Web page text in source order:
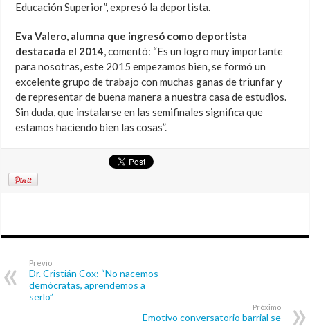
Educación Superior”, expresó la deportista.
Eva Valero, alumna que ingresó como deportista
destacada el 2014, comentó: “Es un logro muy importante
para nosotras, este 2015 empezamos bien, se formó un
excelente grupo de trabajo con muchas ganas de triunfar y
de representar de buena manera a nuestra casa de estudios.
Sin duda, que instalarse en las semifinales significa que
estamos haciendo bien las cosas”.
Previo
Dr. Cristián Cox: “No nacemos
demócratas, aprendemos a
serlo”
Próximo
Emotivo conversatorio barrial se